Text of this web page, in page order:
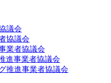
議会
協議会
業者協議会
進事業者協議会
推進事業者協議会